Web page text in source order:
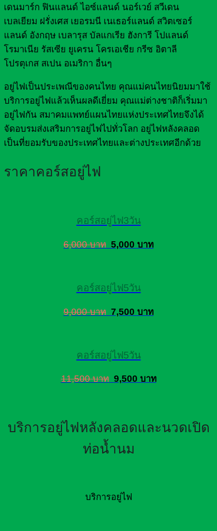
เดนมาร์ก ฟินแลนด์ ไอซ์แลนด์ นอร์เวย์ สวีเดน
เบลเยียม ฝรั่งเศส เยอรมนี เนเธอร์แลนด์ สวิตเซอร์
แลนด์ อังกฤษ เบลารุส บัลแกเรีย ฮังการี โปแลนด์
โรมาเนีย รัสเซีย ยูเครน โครเอเชีย กรีซ อิตาลี
โปรตุเกส สเปน อเมริกา อื่นๆ
อยู่ไฟเป็นประเพณีของคนไทย คุณแม่คนไทยนิยมมาใช้
บริการอยู่ไฟแล้วเห็นผลดีเยี่ยม คุณแม่ต่างชาติก็เริ่มมา
อยู่ไฟกัน สมาคมแพทย์แผนไทยแห่งประเทศไทยจึงได้
จัดอบรมส่งเสริมการอยู่ไฟไปทั่วโลก อยู่ไฟหลังคลอด
เป็นที่ยอมรับของประเทศไทยและต่างประเทศอีกด้วย
ราคาคอร์สอยู่ไฟ
คอร์สอยู่ไฟ3วัน
6,000 บาท 5,000 บาท
คอร์สอยู่ไฟ5วัน
9,000 บาท 7,500 บาท
คอร์สอยู่ไฟ5วัน
11,500 บาท 9,500 บาท
บริการอยู่ไฟหลังคลอดและนวดเปิด
ท่อน้ำนม
บริการอยู่ไฟ